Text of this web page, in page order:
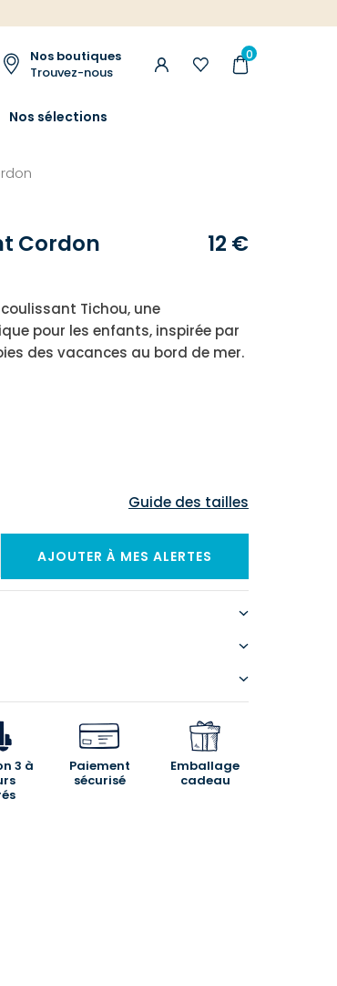
Nos boutiques
Trouvez-nous
0
Nos sélections
Cordon
12 €
Tichou, une
pour les enfants, inspirée par
des vacances au bord de mer.
Guide des tailles
3 à
Paiement
sécurisé
Emballage
cadeau